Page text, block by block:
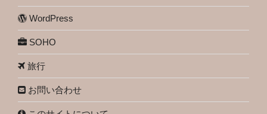
WordPress
SOHO
旅行
お問い合わせ